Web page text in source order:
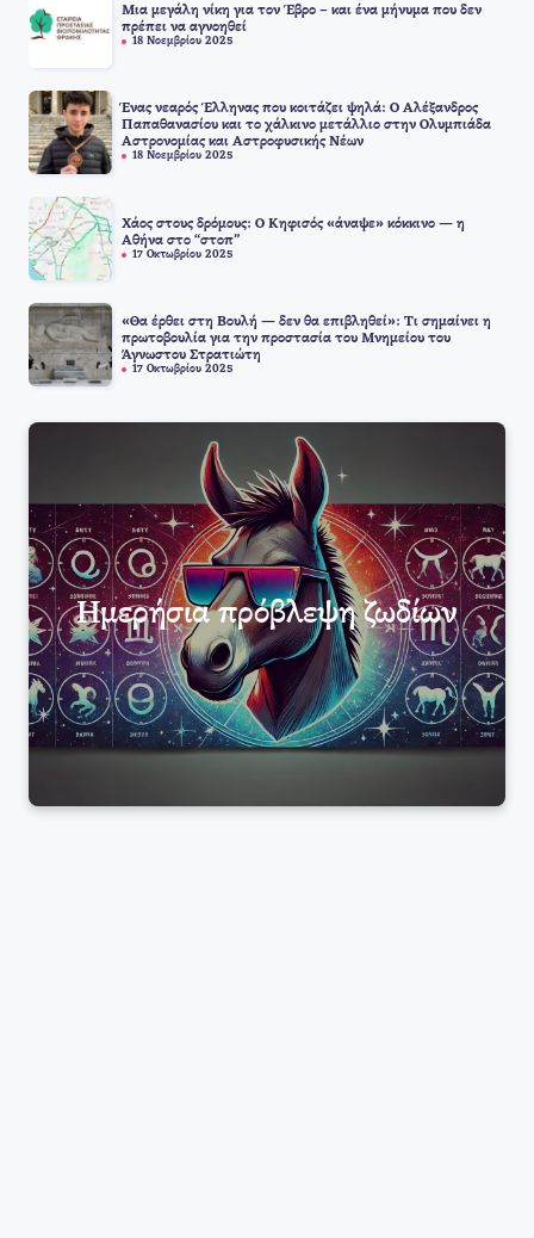
Μια μεγάλη νίκη για τον Έβρο – και ένα μήνυμα που δεν
πρέπει να αγνοηθεί
18 Νοεμβρίου 2025
Ένας νεαρός Έλληνας που κοιτάζει ψηλά: Ο Αλέξανδρος
Παπαθανασίου και το χάλκινο μετάλλιο στην Ολυμπιάδα
Αστρονομίας και Αστροφυσικής Νέων
18 Νοεμβρίου 2025
Χάος στους δρόμους: Ο Κηφισός «άναψε» κόκκινο — η
Αθήνα στο “στοπ”
17 Οκτωβρίου 2025
«Θα έρθει στη Βουλή — δεν θα επιβληθεί»: Τι σημαίνει η
πρωτοβουλία για την προστασία του Μνημείου του
Άγνωστου Στρατιώτη
17 Οκτωβρίου 2025
Ημερήσια πρόβλεψη ζωδίων